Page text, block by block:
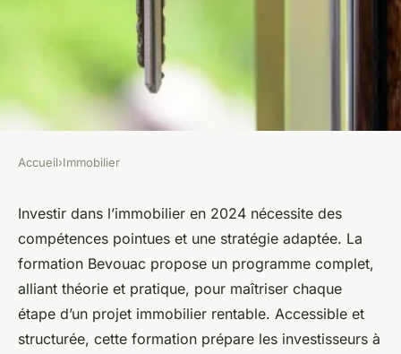
Formation investissement
immobilier : investir dès
aujourd'hui en 2024
Mathilde•8 août 2025•7 min de lecture
Accueil›Immobilier
Investir dans l’immobilier en 2024 nécessite des
compétences pointues et une stratégie adaptée. La
formation Bevouac propose un programme complet,
alliant théorie et pratique, pour maîtriser chaque
étape d’un projet immobilier rentable. Accessible et
structurée, cette formation prépare les investisseurs à